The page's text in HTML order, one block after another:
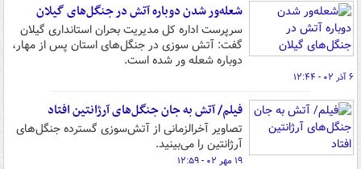
شعله‌ور شدن دوباره آتش در جنگل‌های گیلان
سرپرست اداره کل مدیریت بحران استانداری گیلان
گفت: آتش سوزی در جنگل‌های استان پس از مهار،
دوباره شعله ور شده است.
۶ آذر ۰۲ - ۱۲:۴۴
فیلم/ آتش به جان جنگل‌های آرژانتین افتاد
تصاویر آخرالزمانی از آتش‌سوزی گسترده جنگل‌های
آرژانتین را می‌بینید.
۱۹ مهر ۰۲ - ۱۲:۵۹